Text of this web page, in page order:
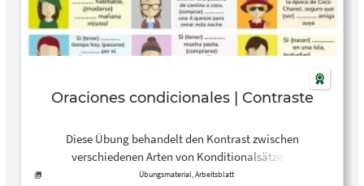
Oraciones condicionales | Contraste
Diese Übung behandelt den Kontrast zwischen
verschiedenen Arten von Konditionalsätzen:
Konditionalsätze, die sich auf wahrscheinliche oder
Übungsmaterial, Arbeitsblatt